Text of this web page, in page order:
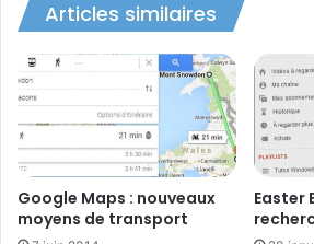
Articles similaires
Google Maps : nouveaux
moyens de transport
Easter